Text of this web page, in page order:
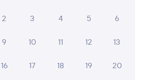
найти
из Атырау в Сексеул
2 3 4 5 6
9 10 11 12 13
16 17 18 19 20